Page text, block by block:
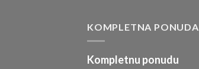
KOMPLETNA PONUDA
Kompletnu ponudu